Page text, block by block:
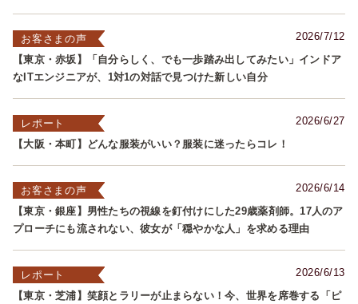
2026/7/12
お客さまの声
【東京・赤坂】「自分らしく、でも一歩踏み出してみたい」インドア
なITエンジニアが、1対1の対話で見つけた新しい自分
2026/6/27
レポート
【大阪・本町】どんな服装がいい？服装に迷ったらコレ！
2026/6/14
お客さまの声
【東京・銀座】男性たちの視線を釘付けにした29歳薬剤師。17人のア
プローチにも流されない、彼女が「穏やかな人」を求める理由
2026/6/13
レポート
【東京・芝浦】笑顔とラリーが止まらない！今、世界を席巻する「ピ